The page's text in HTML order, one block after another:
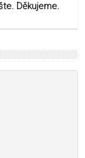
Děkujeme.